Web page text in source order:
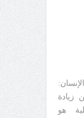
زيادة
هو